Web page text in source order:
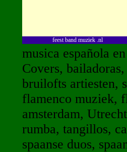
feest band muziek .nl
musica española
Covers,
bruilofts artiesten,
flamenco muziek,
amsterdam,
rumba, tangillos,
spaanse duos,